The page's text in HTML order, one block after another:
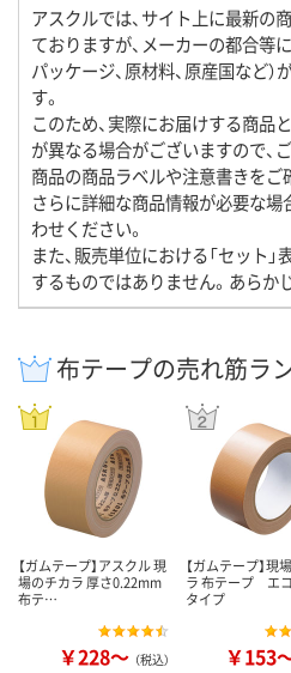
アスクルでは、サイト上に最新の
ておりますが、メーカーの都合等に
パッケージ、原材料、原産国など
す。
このため、実際にお届けする商品
が異なる場合がございますので、
商品の商品ラベルや注意書きをご
さらに詳細な商品情報が必要な場
わせください。
また、販売単位における「セット
するものではありません。あらか
布テープの売れ筋ラ
【ガムテープ】アスクル 現
場のチカラ 厚さ0.22mm
布テ…
￥228～ （税込）
【ガムテープ】現
ラ 布テープ エ
タイプ
￥153